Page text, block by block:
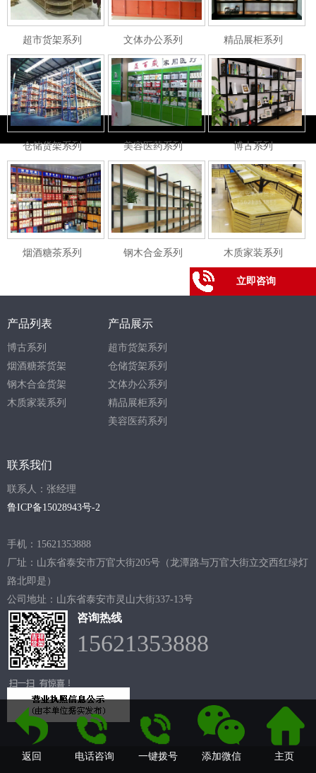
列10
列12
超市货架系列
文体办公系列 精品展柜系列
仓储货架系列 美容医药系列 博古系列
烟酒糖茶系列 钢木合金系列 木质家装系列
返回 电话咨询 一键拨号 添加微信 主页
立即咨询
产品列表
博古系列
烟酒糖茶货架
钢木合金货架
木质家装系列
产品展示
超市货架系列
仓储货架系列
文体办公系列
精品展柜系列
美容医药系列
联系我们
联系人：张经理
鲁ICP备15028943号-2
手机：15621353888
厂址：山东省泰安市万官大街205号（龙潭路与万官大街立交西红绿灯
路北即是）
公司地址：山东省泰安市灵山大街337-13号
咨询热线
15621353888